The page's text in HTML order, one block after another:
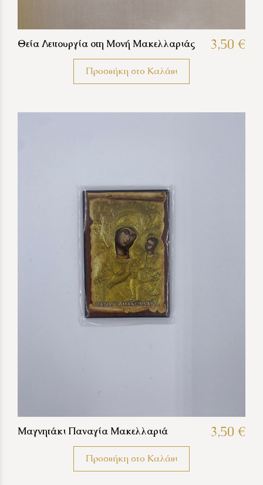
Θεία Λειτουργία στη Μονή Μακελλαριάς 3,50 €
Προσθήκη στο Καλάθι
Μαγνητάκι Παναγία Μακελλαριά 3,50 €
Προσθήκη στο Καλάθι